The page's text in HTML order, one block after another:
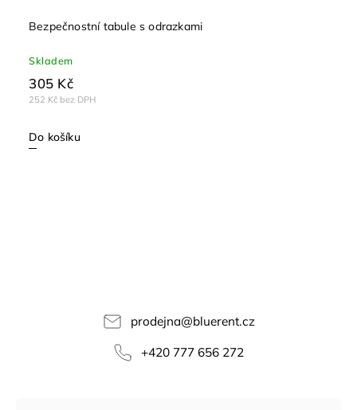
Bezpečnostní tabule s odrazkami
Skladem
252 Kč bez DPH
305 Kč
Do košíku
prodejna@bluerent.cz
+420 777 656 272